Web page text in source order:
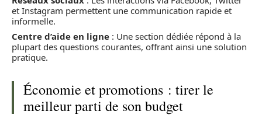
et Instagram permettent une communication rapide et
informelle.
Centre d’aide en ligne : Une section dédiée répond à la
plupart des questions courantes, offrant ainsi une solution
pratique.
Économie et promotions : tirer le
meilleur parti de son budget